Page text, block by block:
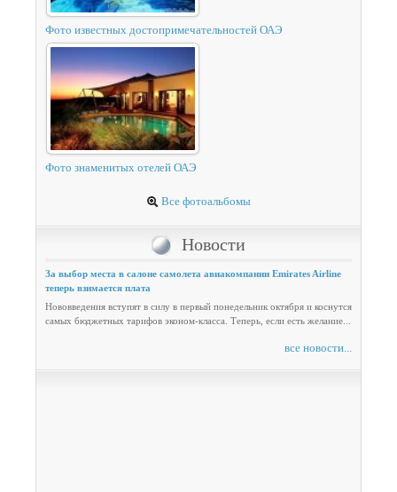
Фото известных достопримечательностей ОАЭ
Фото знаменитых отелей ОАЭ
Все фотоальбомы
Новости
За выбор места в салоне самолета авиакомпании Emirates Airline
теперь взимается плата
Нововведения вступят в силу в первый понедельник октября и коснутся
самых бюджетных тарифов эконом-класса. Теперь, если есть желание...
все новости...